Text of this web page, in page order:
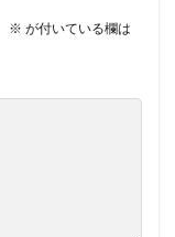
※ が付いている欄は